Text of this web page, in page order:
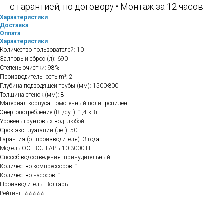
с гарантией, по договору • Монтаж за 12 часов
Характеристики
Доставка
Оплата
Характеристики
Количество пользователей: 10
Залповый сброс (л): 690
Степень очистки: 98%
Производительность m³: 2
Глубина подводящей трубы (мм): 1500-800
Толщина стенок (мм): 8
Материал корпуса: гомогенный полипропилен
Энергопотребление (Вт/сут): 1,4 кВт
Уровень грунтовых вод: любой
Срок эксплуатации (лет): 50
Гарантия (от производителя): 3 года
Модель ОС: ВОЛГАРЬ 10-3000-П
Способ водоотведения: принудительный
Количество компрессоров: 1
Количество насосов: 1
Производитель: Волгарь
Рейтинг: ⭐⭐⭐⭐⭐